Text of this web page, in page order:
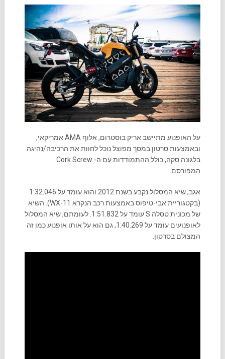
על האופנוע מתיישב אריק בוסטרום, אלוף AMA אמריקאי,
ובאמצעות סרטון במסך מפוצל נוכל לחוות את הרכיבה/נהיגה
בלגונה סקה, כולל ההתמודדות עם ה- Cork Screw
המפורסם.
אגב, שיא המסלול נקבע בשנת 2012 והוא עומד על 1:32.046
(בקטגוריית אבי-טיפוס באמצעות רכב הנקרא WX-11). השיא
של מכונית טסלה S עומד על 1:51.832. לעומתם, שיא המסלול
לאופנועים עומד על 1:40.269, גם הוא על אותו אופנוע כמו זה
המצולם בסרטון.